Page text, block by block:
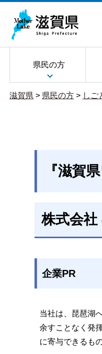
県民の方
滋賀県 > 県民の方 > しご
『滋賀
株式会社
企業PR
当社は、琵琶湖
余すことなく発
に寄与できるも